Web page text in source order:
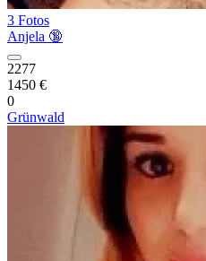
3 Fotos
Anjela 🔞
2277
1450 €
0
Grünwald